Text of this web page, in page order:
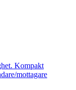
Kompakt
mottagare